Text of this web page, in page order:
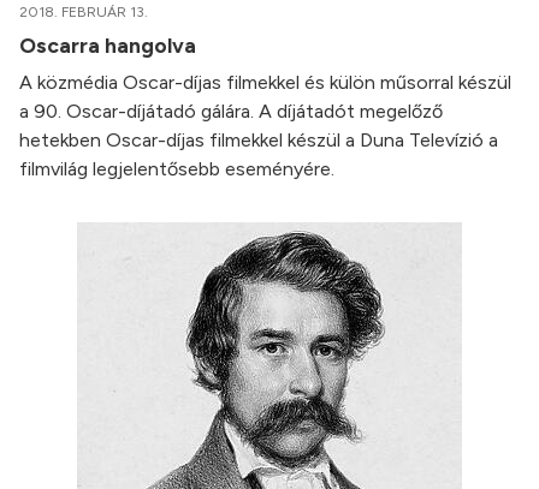
2018. FEBRUÁR 13.
Oscarra hangolva
A közmédia Oscar-díjas filmekkel és külön műsorral készül
a 90. Oscar-díjátadó gálára. A díjátadót megelőző
hetekben Oscar-díjas filmekkel készül a Duna Televízió a
filmvilág legjelentősebb eseményére.